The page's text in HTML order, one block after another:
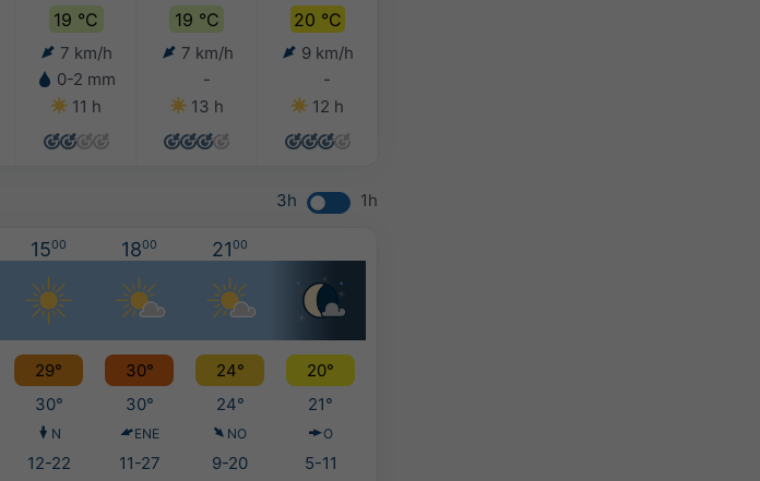
19 °C
7 km/h
0-2 mm
11 h
19 °C
7 km/h
-
13 h
20 °C
9 km/h
-
12 h
3h 1h
1500 1800 2100
29° 30° 24°
20°
30° 30° 24° 21°
N ENE NO O
12-22 11-27 9-20
5-11